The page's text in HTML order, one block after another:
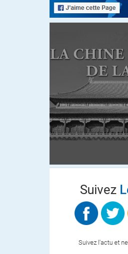
Suivez
Suivez l'actu et